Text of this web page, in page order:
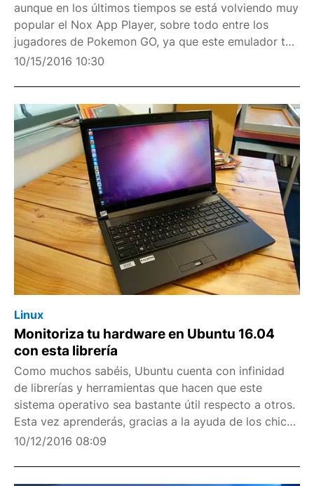
aunque en los últimos tiempos se está volviendo muy
popular el Nox App Player, sobre todo entre los
jugadores de Pokemon GO, ya que este emulador te
permitía moverte libremente por el mapa sin
10/15/2016 10:30
Linux
Monitoriza tu hardware en Ubuntu 16.04
con esta librería
Como muchos sabéis, Ubuntu cuenta con infinidad
de librerías y herramientas que hacen que este
sistema operativo sea bastante útil respecto a otros.
Esta vez aprenderás, gracias a la ayuda de los chicos
de nixCraft, a monitorizar el hardware de tu equipo
10/12/2016 08:09